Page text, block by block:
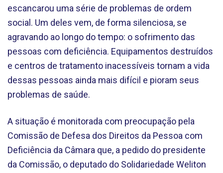
escancarou uma série de problemas de ordem
social. Um deles vem, de forma silenciosa, se
agravando ao longo do tempo: o sofrimento das
pessoas com deficiência. Equipamentos destruídos
e centros de tratamento inacessíveis tornam a vida
dessas pessoas ainda mais difícil e pioram seus
problemas de saúde.
A situação é monitorada com preocupação pela
Comissão de Defesa dos Direitos da Pessoa com
Deficiência da Câmara que, a pedido do presidente
da Comissão, o deputado do Solidariedade Weliton